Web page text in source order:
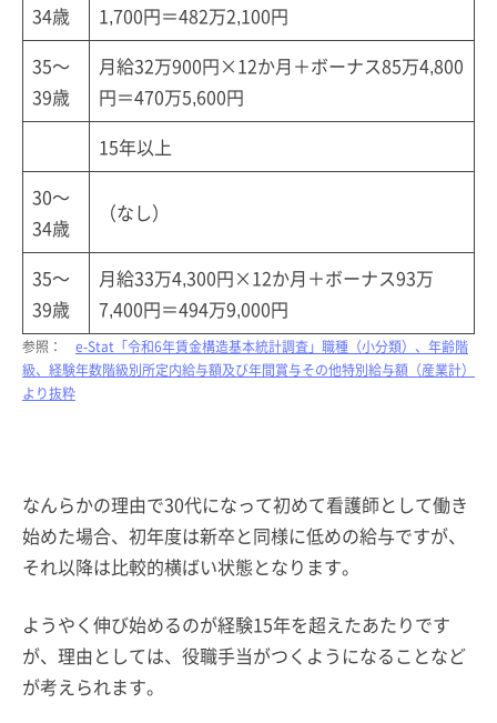
34歳
1,700円＝482万2,100円
35～
39歳
月給32万900円×12か月＋ボーナス85万4,800
円＝470万5,600円
15年以上
30～
34歳
（なし）
35～
39歳
月給33万4,300円×12か月＋ボーナス93万
7,400円＝494万9,000円
参照： e-Stat「令和6年賃金構造基本統計調査」職種（小分類）、年齢階
級、経験年数階級別所定内給与額及び年間賞与その他特別給与額（産業計）
より抜粋
なんらかの理由で30代になって初めて看護師として働き
始めた場合、初年度は新卒と同様に低めの給与ですが、
それ以降は比較的横ばい状態となります。
ようやく伸び始めるのが経験15年を超えたあたりです
が、理由としては、役職手当がつくようになることなど
が考えられます。